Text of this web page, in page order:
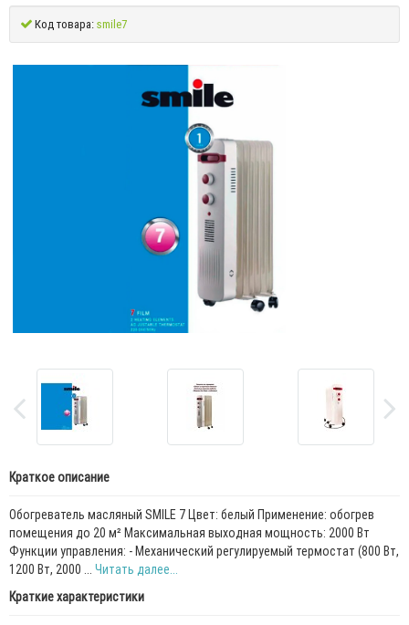
Код товара:smile7
Краткое описание
Обогреватель масляный SMILE 7 Цвет: белый Применение: обогрев
помещения до 20 м² Максимальная выходная мощность: 2000 Вт
Функции управления: - Механический регулируемый термостат (800 Вт,
1200 Вт, 2000 ... Читать далее...
Краткие характеристики